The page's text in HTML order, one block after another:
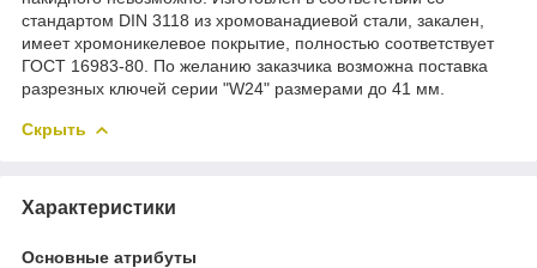
стандартом DIN 3118 из хромованадиевой стали, закален,
имеет хромоникелевое покрытие, полностью соответствует
ГОСТ 16983-80. По желанию заказчика возможна поставка
разрезных ключей серии "W24" размерами до 41 мм.
Скрыть
Характеристики
Основные атрибуты